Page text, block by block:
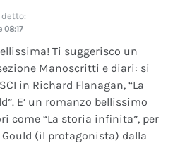
detto:
08:17
Ti suggerisco un
Manoscritti e diari: si
in Richard Flanagan, “La
E’ un romanzo bellissimo
come “La storia infinita”, per
(il protagonista) dalla